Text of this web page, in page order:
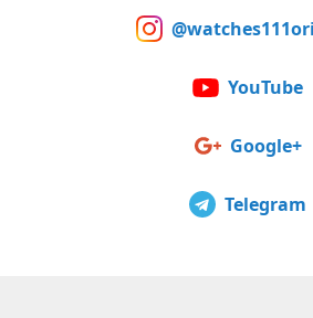
YouTube
Google+
Telegram